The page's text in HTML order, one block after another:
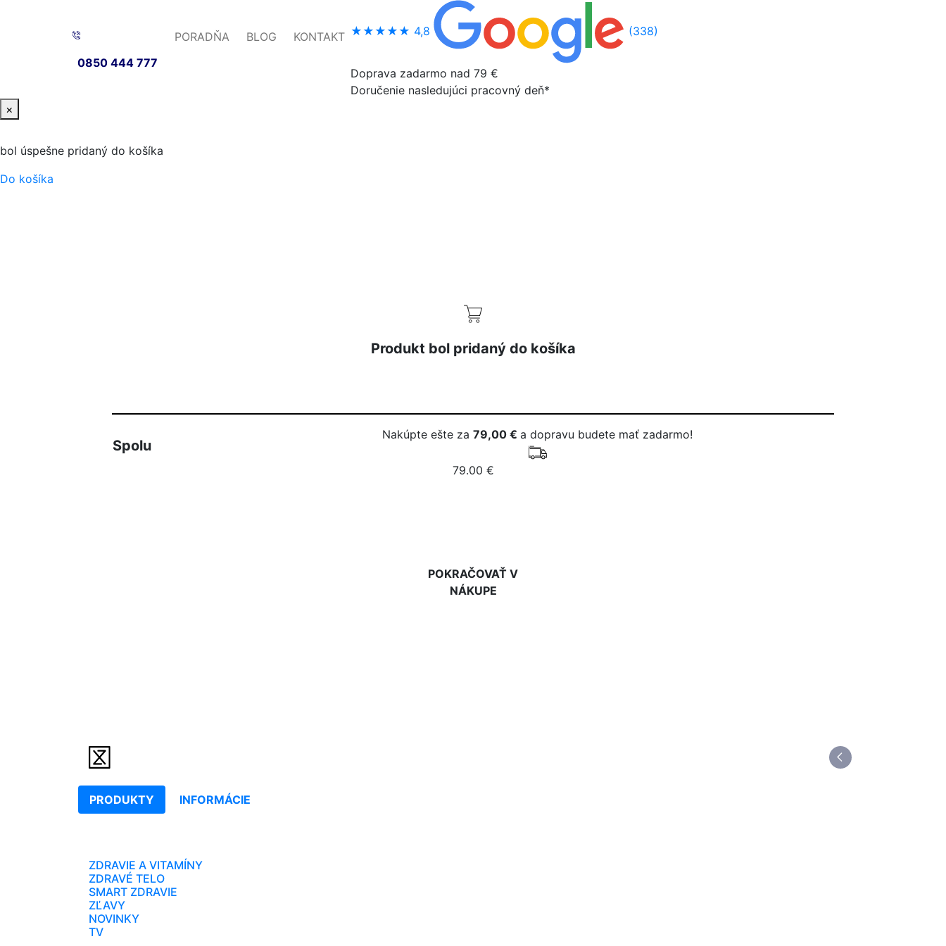
0850 444 777
PORADŇA BLOG KONTAKT ★★★★★ 4,8 (338)
Doprava zadarmo nad 79 €
Doručenie nasledujúci pracovný deň*
×
bol úspešne pridaný do košíka
Do košíka
Produkt bol pridaný do košíka
Spolu
Nakúpte ešte za 79,00 € a dopravu budete mať zadarmo!
79.00 €
POKRAČOVAŤ V
NÁKUPE
PRODUKTY INFORMÁCIE
ZDRAVIE A VITAMÍNY
ZDRAVÉ TELO
SMART ZDRAVIE
ZĽAVY
NOVINKY
TV